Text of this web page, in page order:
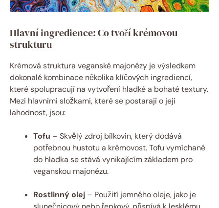
Hlavní ingredience: Co tvoří krémovou
strukturu
Krémová struktura veganské majonézy je výsledkem
dokonalé kombinace několika klíčových ingrediencí,
které spolupracují na vytvoření hladké a bohaté textury.
Mezi hlavními složkami, které se postarají o její
lahodnost, jsou:
Tofu – Skvělý zdroj bílkovin, který dodává
potřebnou hustotu a krémovost. Tofu vymíchané
do hladka se stává vynikajícím základem pro
veganskou majonézu.
Rostlinný olej – Použití jemného oleje, jako je